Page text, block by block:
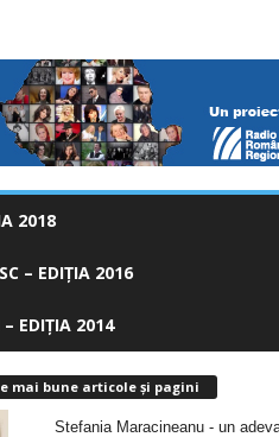
2018
– EDIȚIA 2016
– EDIȚIA 2014
mai bune articole și pagini
Stefania Maracineanu - un